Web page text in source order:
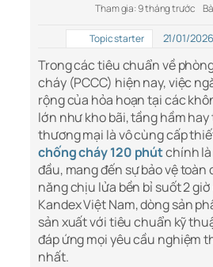
Tham gia: 9 tháng trước
Topic starter 21/01/
Trong các tiêu chuẩn về
cháy (PCCC) hiện nay, việc
rộng của hỏa hoạn tại các
lớn như kho bãi, tầng hầm
thương mại là vô cùng cấp
chống cháy 120 phútchính
đầu, mang đến sự bảo vệ toàn
năng chịu lửa bền bỉ suốt 2 giờ
Kandex Việt Nam, dòng sản
sản xuất với tiêu chuẩn kỹ
đáp ứng mọi yêu cầu nghiệm
nhất.